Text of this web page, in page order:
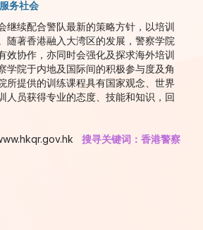
务社会
继续配合警队最新的策略方针，以培训
随著香港融入大湾区的发展，警察学院
效协作，亦同时会强化及探求海外培训
学院于内地及国际间的积极参与度及角
所提供的训练课程具有国家观念、世界
人员获得专业的态度、技能和知识，回
搜寻关键词：香港警察